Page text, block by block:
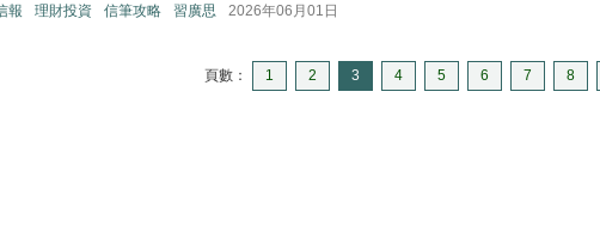
報 理財投資 信筆攻略 習廣思 2026年06月01日
頁數： 1 2 3 4 5 6 7 8